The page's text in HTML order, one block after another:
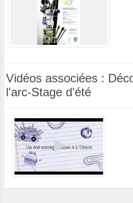
Vidéos associées :
l'arc-Stage d'été